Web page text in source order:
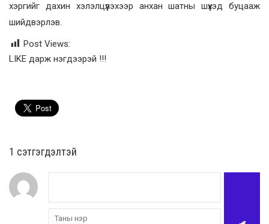
хэргийг дахин хэлэлцүүлэхээр анхан шатны шүүхэд буцааж
шийдвэрлэв.
Post Views:
LIKE дарж нэгдээрэй !!!
1 сэтгэгдэлтэй